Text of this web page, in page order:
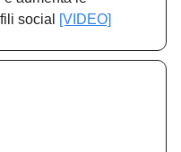
social
[VIDEO]